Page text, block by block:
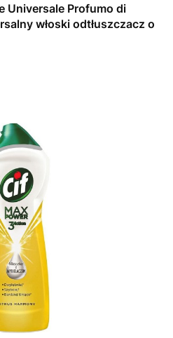
Universale Profumo di
włoski odtłuszczacz o